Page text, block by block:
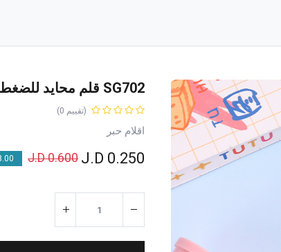
SG702 قلم محايد للضغط (10 يوان 3 قطع) أسود
(تقييم 0)
اقلام حبر
0.250
0.600
J.D
% OFF